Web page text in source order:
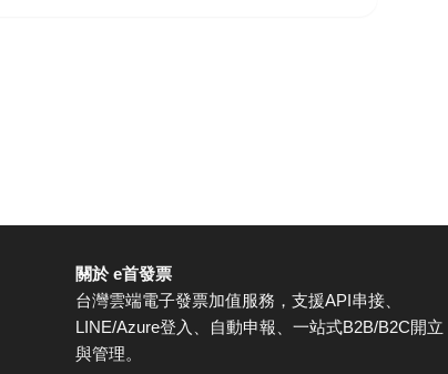
關於 e首發票
台灣雲端電子發票加值服務，支援API串接、
LINE/Azure登入、自動申報、一站式B2B/B2C開立
與管理。